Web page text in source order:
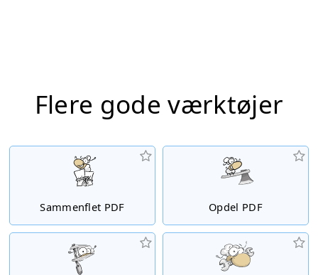
Flere gode værktøjer
Sammenflet PDF Opdel PDF